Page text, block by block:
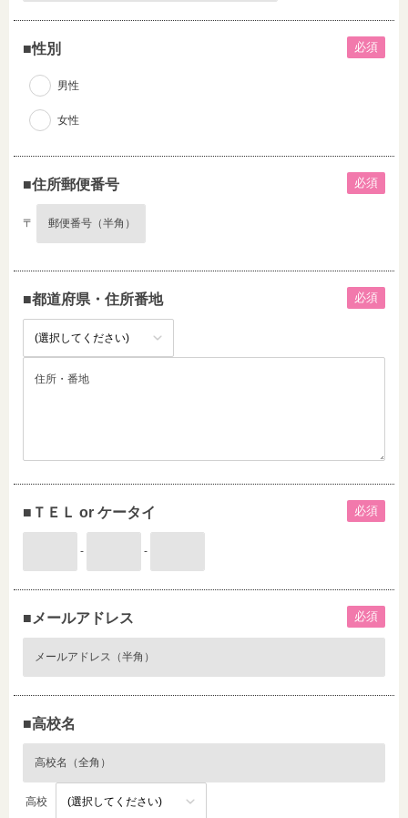
■性別 必須
男性
女性
■住所郵便番号 必須
〒
■都道府県・住所番地 必須
■ＴＥＬ or ケータイ 必須
- -
■メールアドレス 必須
■高校名
高校